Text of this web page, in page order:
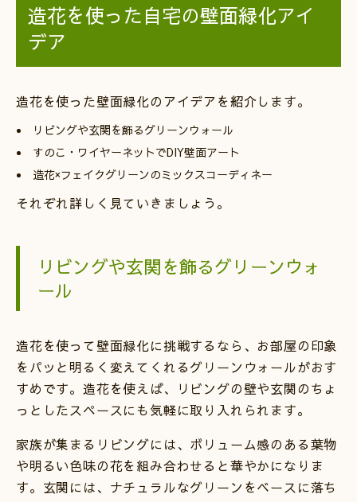
造花を使った自宅の壁面緑化アイ
デア
造花を使った壁面緑化のアイデアを紹介します。
リビングや玄関を飾るグリーンウォール
すのこ・ワイヤーネットでDIY壁面アート
造花×フェイクグリーンのミックスコーディネー
それぞれ詳しく見ていきましょう。
リビングや玄関を飾るグリーンウォ
ール
造花を使って壁面緑化に挑戦するなら、お部屋の印象
をパッと明るく変えてくれるグリーンウォールがおす
すめです。造花を使えば、リビングの壁や玄関のちょ
っとしたスペースにも気軽に取り入れられます。
家族が集まるリビングには、ボリューム感のある葉物
や明るい色味の花を組み合わせると華やかになりま
す。玄関には、ナチュラルなグリーンをベースに落ち